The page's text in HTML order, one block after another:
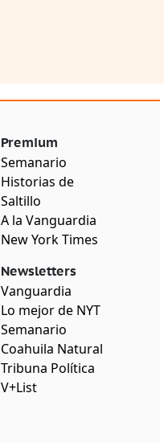
Premium
Semanario
Historias de
Saltillo
A la Vanguardia
New York Times
Newsletters
Vanguardia
Lo mejor de NYT
Semanario
Coahuila Natural
Tribuna Política
V+List